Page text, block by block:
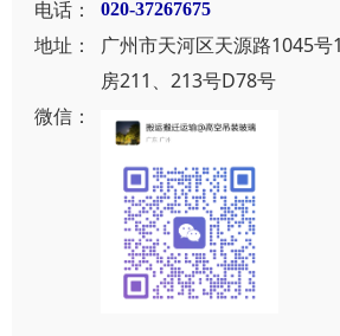
电话： 020-37267675
地址：
广州市天河区天源路1045号
房211、213号D78号
微信：